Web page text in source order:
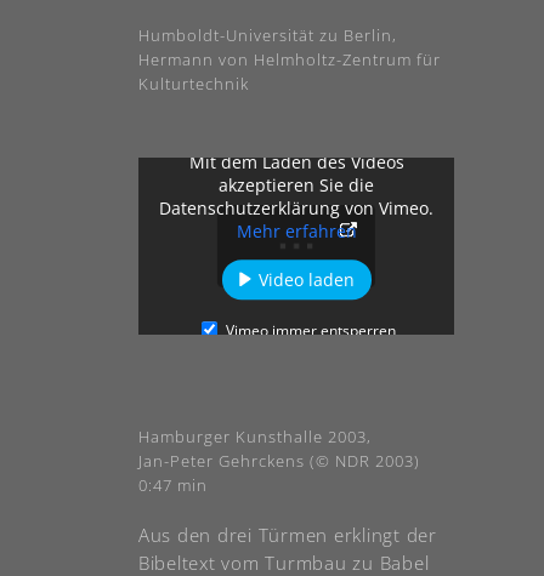
Humboldt-Universität zu Berlin,
Hermann von Helmholtz-Zentrum für
Kulturtechnik
Mit dem Laden des Videos
akzeptieren Sie die
Datenschutzerklärung von Vimeo.
Mehr erfahren
Video laden
Vimeo immer entsperren
Hamburger Kunsthalle 2003,
Jan-Peter Gehrckens (© NDR 2003)
0:47 min
Aus den drei Türmen erklingt der
Bibeltext vom Turmbau zu Babel